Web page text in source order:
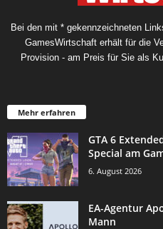
Bei den mit * gekennzeichneten
GamesWirtschaft erhält für die
Provision - am Preis für Sie als
Mehr erfahren
GTA 6
Special am
6. August 2026
EA-Agentur
Mann